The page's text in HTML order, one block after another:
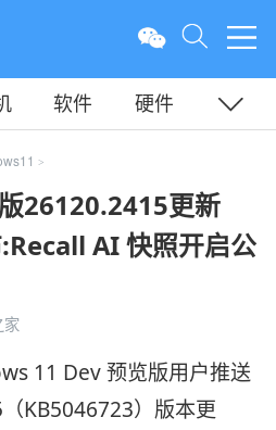
软件
硬件
>
26120.2415更新
AI 快照开启公
11 Dev 预览版用户推送
KB5046723）版本更